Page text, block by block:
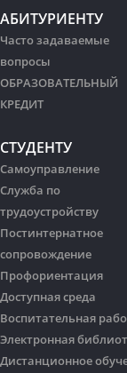
АБИТУРИЕНТУ
Часто задаваемые
вопросы
ОБРАЗОВАТЕЛЬНЫЙ
КРЕДИТ
СТУДЕНТУ
Самоуправление
Служба по
трудоустройству
Постинтернатное
сопровождение
Профориентация
Доступная среда
Воспитательная
Электронная
Дистанционное